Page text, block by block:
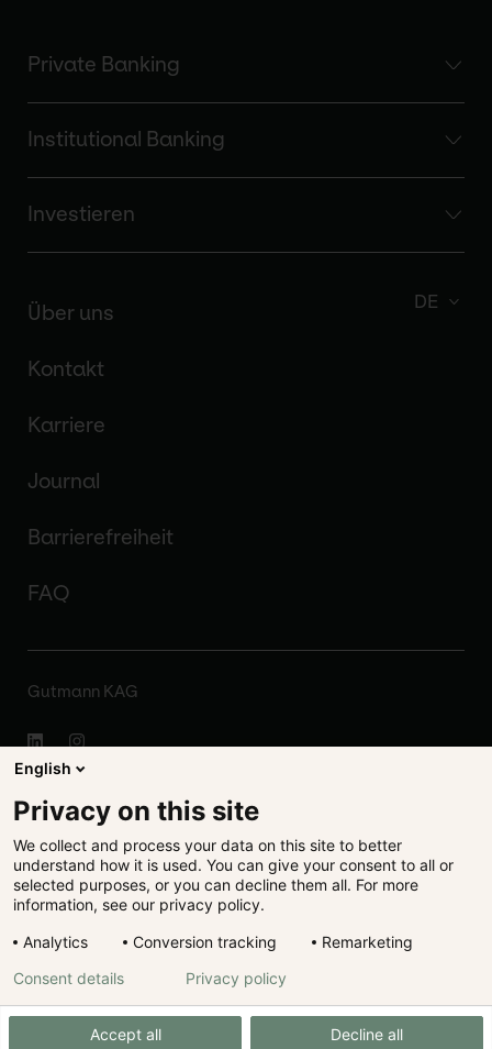
Private Banking
Institutional Banking
Investieren
Über uns
Kontakt
Karriere
Journal
Barrierefreiheit
FAQ
DE
Gutmann KAG
Disclaimer
Rechtliches
Datenschutz
Cookie Präferenzen
English
Privacy on this site
We collect and process your data on this site to better
understand how it is used. You can give your consent to all or
selected purposes, or you can decline them all. For more
information, see our privacy policy.
Analytics
Conversion tracking Remarketing
Accept all Decline all
Consent details Privacy policy